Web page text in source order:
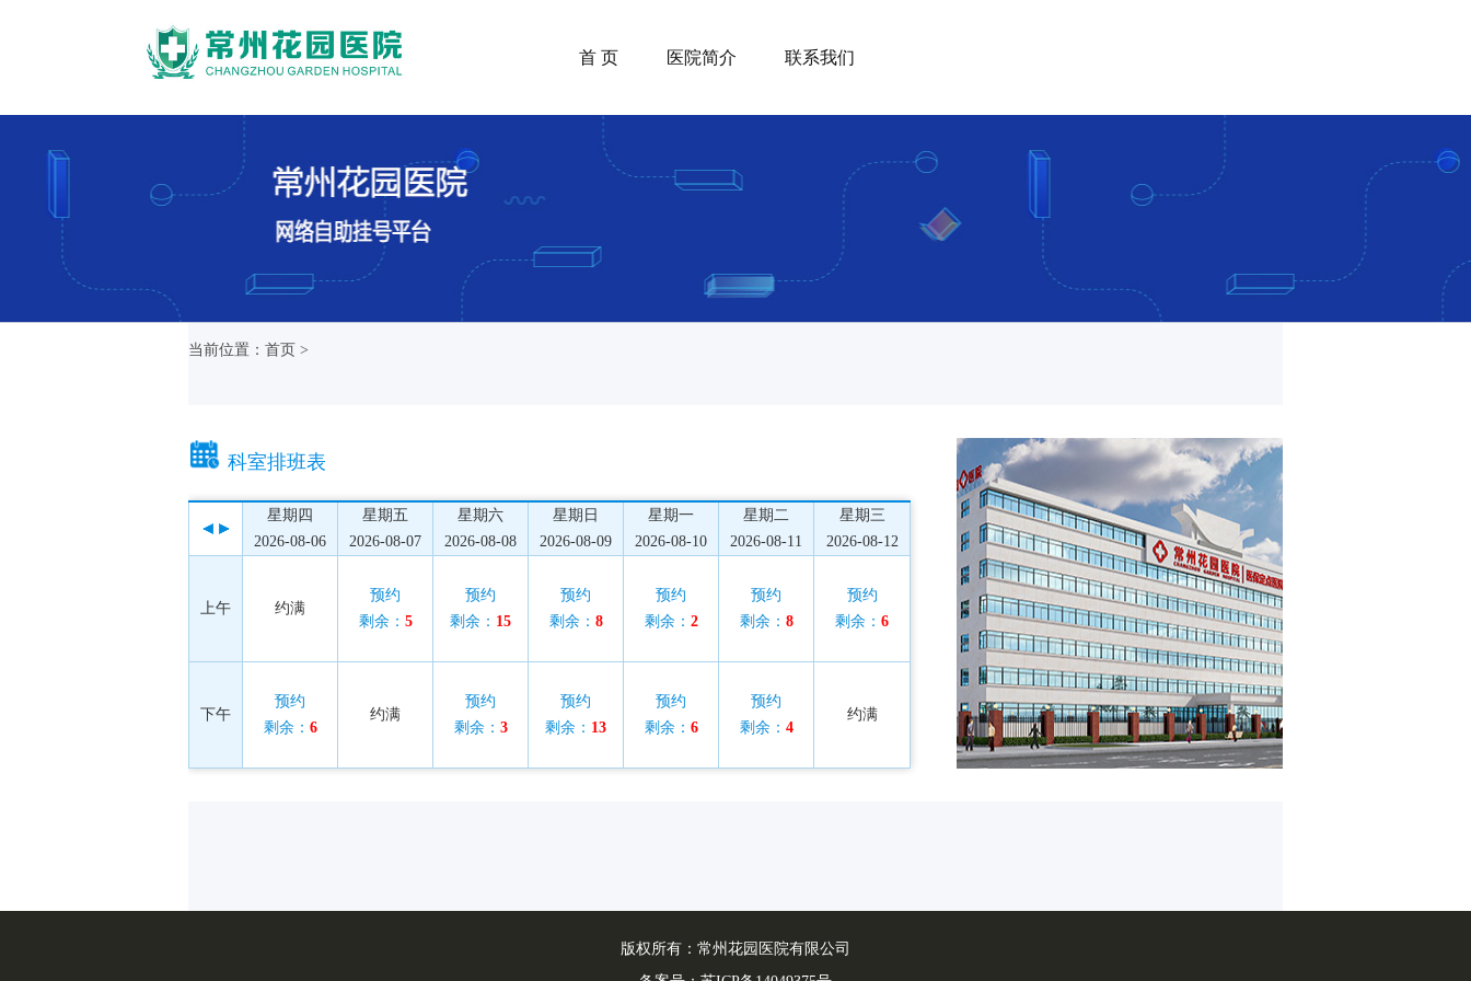
首 页 医院简介 联系我们
当前位置：首页 >
科室排班表
星期四
2026-08-06
星期五
2026-08-07
星期六
2026-08-08
星期日
2026-08-09
星期一
2026-08-10
星期二
2026-08-11
星期三
2026-08-12
上午 约满
预约
剩余： 5
预约
剩余： 15
预约
剩余： 8
预约
剩余： 2
预约
剩余： 8
预约
剩余： 6
下午
预约
剩余： 6
约满
预约
剩余： 3
预约
剩余： 13
预约
剩余： 6
预约
剩余： 4
约满
版权所有：常州花园医院有限公司